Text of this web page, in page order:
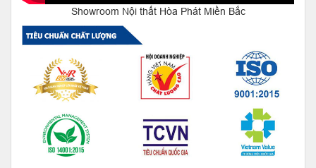
Showroom Nội thất Hòa Phát Miền Bắc